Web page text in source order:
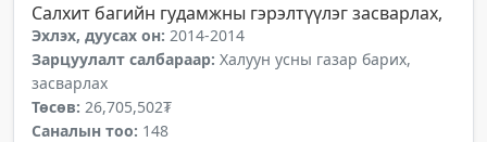
Салхит багийн гудамжны гэрэлтүүлэг засварлах,
Эхлэх, дуусах он: 2014-2014
Зарцуулалт салбараар: Халуун усны газар барих,
засварлах
Төсөв: 26,705,502₮
Саналын тоо: 148